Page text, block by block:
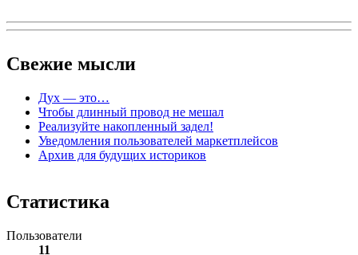
Свежие мысли
Дух — это…
Чтобы длинный провод не мешал
Реализуйте накопленный задел!
Уведомления пользователей маркетплейсов
Архив для будущих историков
Статистика
Пользователи
11